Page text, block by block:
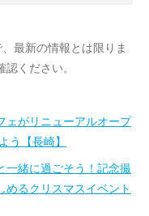
最新の情報とは限りま
ください。
がリニューアルオープ
う【長崎】
緒に過ごそう！記念撮
めるクリスマスイベント